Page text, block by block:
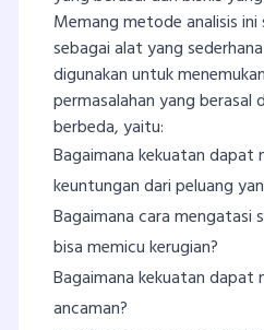
Memang metode analisis
sebagai alat yang
digunakan untuk
permasalahan yang berasal
berbeda, yaitu:
Bagaimana kekuatan dapat
keuntungan dari peluang
Bagaimana cara mengatasi
bisa memicu kerugian?
Bagaimana kekuatan dapat
ancaman?